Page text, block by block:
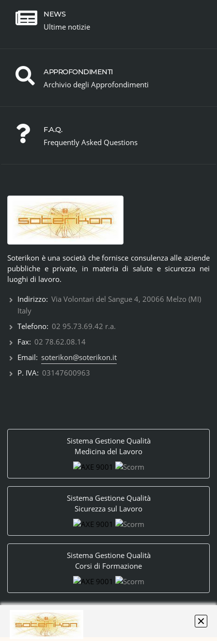
NEWS
Ultime notizie
APPROFONDIMENTI
Archivio degli Approfondimenti
F.A.Q.
Frequently Asked Questions
Soterikon è una società che fornisce consulenza alle aziende
pubbliche e private, in materia di salute e sicurezza nei
luoghi di lavoro.
Indirizzo: Via Volontari del Sangue 4, 20066 Melzo (MI)
Italy
Telefono: 02 95.73.69.42 r.a.
Fax: 02 78.62.08.14
Email: soterikon@soterikon.it
P. IVA: 03147600963
Sistema Gestione Qualità
Medicina del Lavoro
Sistema Gestione Qualità
Sicurezza sul Lavoro
Sistema Gestione Qualità
Corsi di Formazione